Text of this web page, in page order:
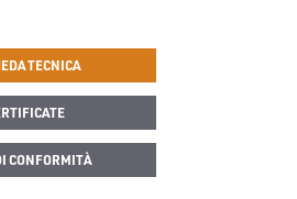
TECNICA
CONFORMITÀ